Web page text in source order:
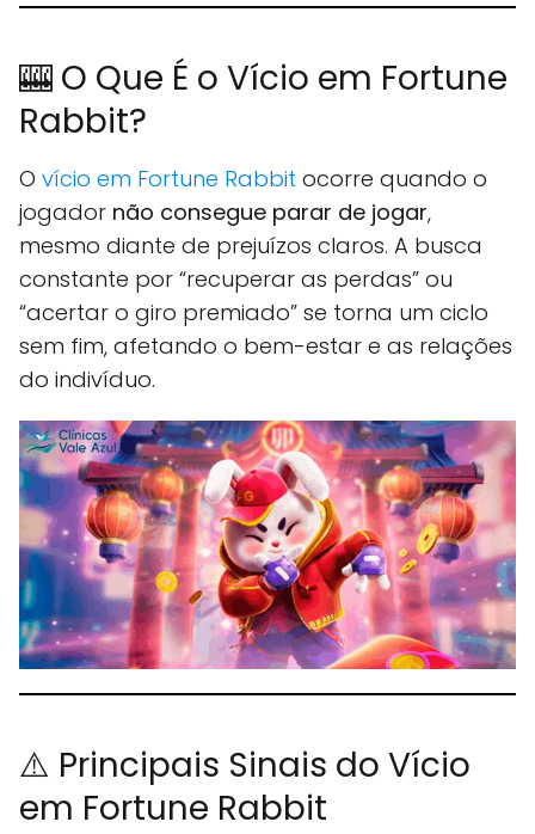
🎰 O Que É o Vício em Fortune
Rabbit?
O vício em Fortune Rabbit ocorre quando o
jogador não consegue parar de jogar,
mesmo diante de prejuízos claros. A busca
constante por “recuperar as perdas” ou
“acertar o giro premiado” se torna um ciclo
sem fim, afetando o bem-estar e as relações
do indivíduo.
⚠️ Principais Sinais do Vício
em Fortune Rabbit